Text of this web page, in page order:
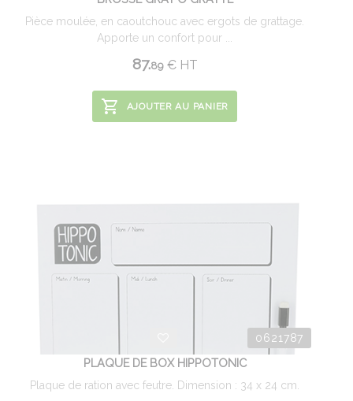
Pièce moulée, en caoutchouc avec ergots de grattage.
Apporte un confort pour ...
87.89 €HT
AJOUTER AU PANIER
0621787
PLAQUE DE BOX HIPPOTONIC
Plaque de ration avec feutre. Dimension : 34 x 24 cm.